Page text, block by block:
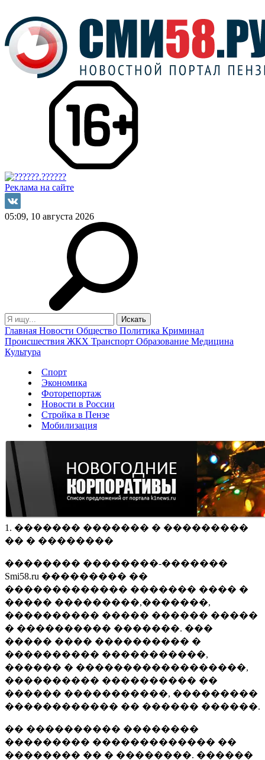
Реклама на сайте
05:09, 10 августа 2026
Главная Новости Общество Политика Криминал
Происшествия ЖКХ Транспорт Образование Медицина
Культура
Спорт
Экономика
Фоторепортаж
Новости в России
Стройка в Пензе
Мобилизация
1. ������� ������� � ���������
�� � ��������
�������� ��������-�������
Smi58.ru ��������� ��
������������� ������� ���� �
����� ���������,�������,
���������� ����� ������ �����
� ���������� �������. ���
����� ���� ���������� �
���������� �����������,
������ � ������������������,
���������� ���������� ��
������ �����������, ���������
������������ �� ������ ������.
�� ���������� ��������
��������� ������������� ��
�������� �� � ��������. ������